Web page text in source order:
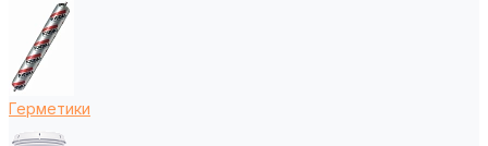
Герметики